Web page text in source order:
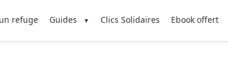
refuge Guides Clics Solidaires Ebook offert